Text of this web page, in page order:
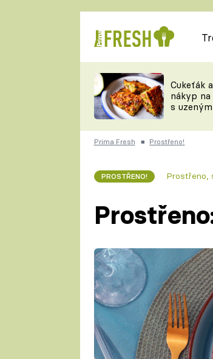
RYCHLOVKY
TEĎ
Cukeťák
nákyp
s
cukety
Prima Fresh ■ Prostřeno!
PROSTŘENO! Prostřeno,